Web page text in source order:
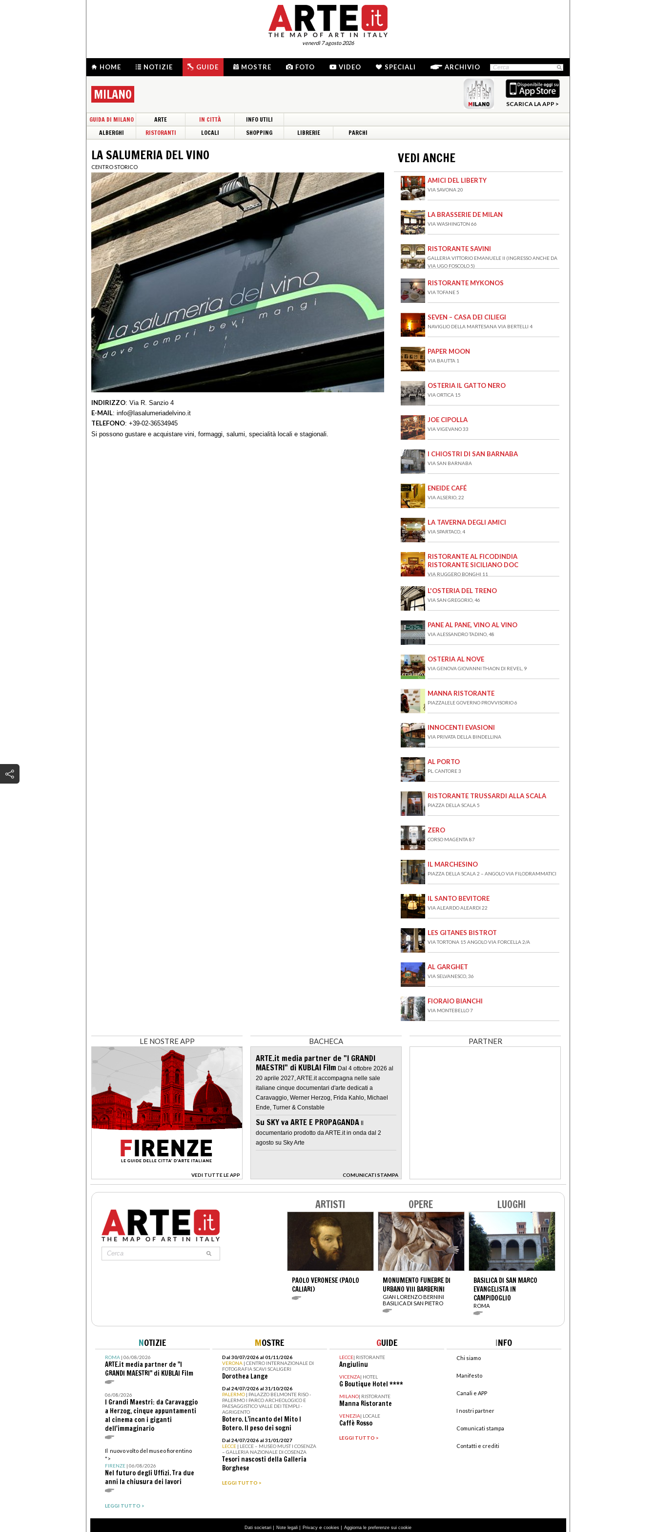
venerdì 7 agosto 2026
HOME NOTIZIE GUIDE MOSTRE FOTO VIDEO SPECIALI ARCHIVIO
MILANO
SCARICA LA APP >
GUIDA DI MILANO ARTE IN CITTÀ
INFO UTILI
ALBERGHI
RISTORANTI LOCALI SHOPPING LIBRERIE PARCHI
LA SALUMERIA DEL VINO
CENTRO STORICO
INDIRIZZO: Via R. Sanzio 4
E-MAIL: info@lasalumeriadelvino.it
TELEFONO: +39-02-36534945
Si possono gustare e acquistare vini, formaggi, salumi, specialità locali e stagionali.
VEDI ANCHE
AMICI DEL LIBERTY
VIA SAVONA 20
LA BRASSERIE DE MILAN
VIA WASHINGTON 66
RISTORANTE SAVINI
GALLERIA VITTORIO EMANUELE II (INGRESSO ANCHE DA
VIA UGO FOSCOLO 5)
RISTORANTE MYKONOS
VIA TOFANE 5
SEVEN – CASA DEI CILIEGI
NAVIGLIO DELLA MARTESANA VIA BERTELLI 4
PAPER MOON
VIA BAUTTA 1
OSTERIA IL GATTO NERO
VIA ORTICA 15
JOE CIPOLLA
VIA VIGEVANO 33
I CHIOSTRI DI SAN BARNABA
VIA SAN BARNABA
ENEIDE CAFÉ
VIA ALSERIO, 22
LA TAVERNA DEGLI AMICI
VIA SPARTACO, 4
RISTORANTE AL FICODINDIA
RISTORANTE SICILIANO DOC
VIA RUGGERO BONGHI 11
L'OSTERIA DEL TRENO
VIA SAN GREGORIO, 46
PANE AL PANE, VINO AL VINO
VIA ALESSANDRO TADINO, 48
OSTERIA AL NOVE
VIA GENOVA GIOVANNI THAON DI REVEL, 9
MANNA RISTORANTE
PIAZZALELE GOVERNO PROVVISORIO 6
INNOCENTI EVASIONI
VIA PRIVATA DELLA BINDELLINA
AL PORTO
PL. CANTORE 3
RISTORANTE TRUSSARDI ALLA SCALA
PIAZZA DELLA SCALA 5
ZERO
CORSO MAGENTA 87
IL MARCHESINO
PIAZZA DELLA SCALA 2 – ANGOLO VIA FILODRAMMATICI
IL SANTO BEVITORE
VIA ALEARDO ALEARDI 22
LES GITANES BISTROT
VIA TORTONA 15 ANGOLO VIA FORCELLA 2/A
AL GARGHET
VIA SELVANESCO, 36
FIORAIO BIANCHI
VIA MONTEBELLO 7
LE NOSTRE APP
VEDI TUTTE LE APP
>
BACHECA
ARTE.it media partner de "I GRANDI
MAESTRI" di KUBLAI Film Dal 4 ottobre 2026 al
20 aprile 2027, ARTE.it accompagna nelle sale
italiane cinque documentari d'arte dedicati a
Caravaggio, Werner Herzog, Frida Kahlo, Michael
Ende, Turner & Constable
Su SKY va ARTE E PROPAGANDA Il
documentario prodotto da ARTE.it in onda dal 2
agosto su Sky Arte
COMUNICATI STAMPA
>
PARTNER
ARTISTI
PAOLO VERONESE (PAOLO
CALIARI)
OPERE
MONUMENTO FUNEBRE DI
URBANO VIII BARBERINI
GIAN LORENZO BERNINI
BASILICA DI SAN PIETRO
LUOGHI
BASILICA DI SAN MARCO
EVANGELISTA IN
CAMPIDOGLIO
ROMA
NOTIZIE
ROMA| 06/08/2026
ARTE.it media partner de "I
GRANDI MAESTRI" di KUBLAI Film
06/08/2026
I Grandi Maestri: da Caravaggio
a Herzog, cinque appuntamenti
al cinema con i giganti
dell'immaginario
Il nuovo volto del museo fiorentino
">
FIRENZE| 06/08/2026
Nel futuro degli Uffizi. Tra due
anni la chiusura dei lavori
LEGGI TUTTO >
MOSTRE
Dal 30/07/2026 al 01/11/2026
VERONA | CENTRO INTERNAZIONALE DI
FOTOGRAFIA SCAVI SCALIGERI
Dorothea Lange
Dal 24/07/2026 al 31/10/2026
PALERMO | PALAZZO BELMONTE RISO -
PALERMO I PARCO ARCHEOLOGICO E
PAESAGGISTICO VALLE DEI TEMPLI -
AGRIGENTO
Botero. L’incanto del Mito I
Botero. Il peso dei sogni
Dal 24/07/2026 al 31/01/2027
LECCE | LECCE – MUSEO MUST I COSENZA
– GALLERIA NAZIONALE DI COSENZA
Tesori nascosti della Galleria
Borghese
LEGGI TUTTO >
GUIDE
LECCE| RISTORANTE
Angiulinu
VICENZA| HOTEL
G Boutique Hotel ****
MILANO| RISTORANTE
Manna Ristorante
VENEZIA| LOCALE
Caffè Rosso
LEGGI TUTTO >
INFO
Chi siamo
Manifesto
Canali e APP
I nostri partner
Comunicati stampa
Contatti e crediti
Dati societari | Note legali | Privacy e cookies | Aggiorna le preferenze sui cookie